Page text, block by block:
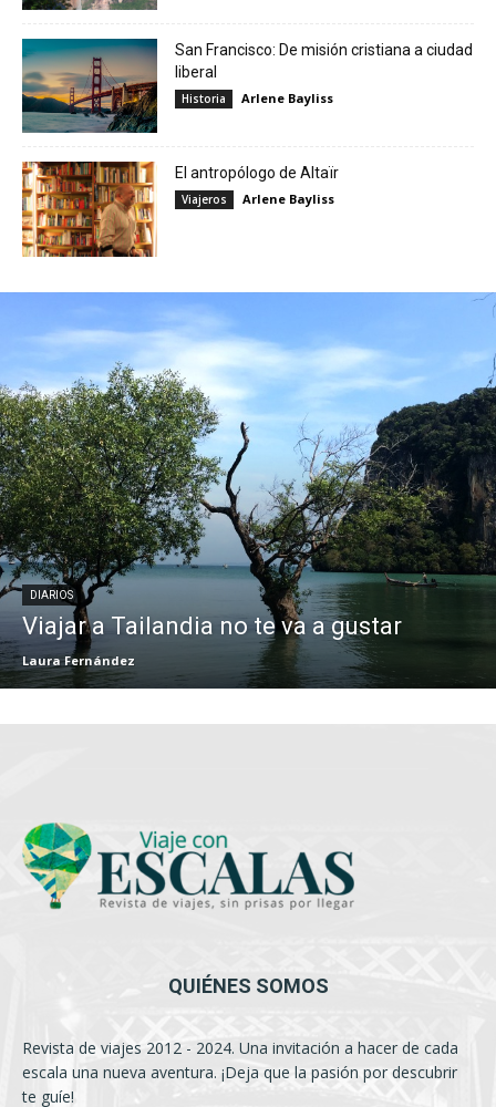
San Francisco: De misión cristiana a ciudad
liberal
Historia Arlene Bayliss
El antropólogo de Altaïr
Viajeros Arlene Bayliss
DIARIOS
Viajar a Tailandia no te va a gustar
Laura Fernández
QUIÉNES SOMOS
Revista de viajes 2012 - 2024. Una invitación a hacer de cada
escala una nueva aventura. ¡Deja que la pasión por descubrir
te guíe!